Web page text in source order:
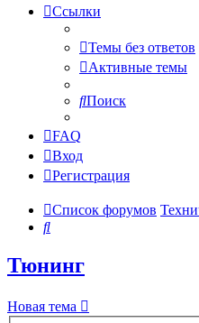
Ссылки
Темы без ответов
Активные темы
Поиск
FAQ
Вход
Регистрация
Список форумов
Поиск
Тюнинг
Новая тема